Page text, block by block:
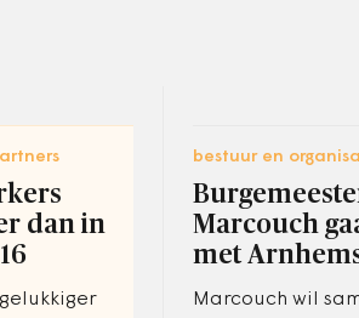
dan in
bestuur en
Marcouch
met
Marcouch wil